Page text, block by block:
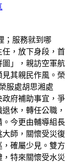
；服務就到哪
，放下身段，首
」，親訪空軍航
其親民作風。榮
服處胡思湘處
府補助事宜，爭
休，轉任公職，
今更由輔導組長
師，關懷受災復
確屬少見。雙方
特來關懷受水災